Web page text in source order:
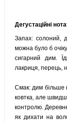
Дегустаційні
Запах: солоний,
можна було б
сигарний дим.
лакриця, перець,
Смак: дим більше
ковтка, але
контролю.
як дихати на